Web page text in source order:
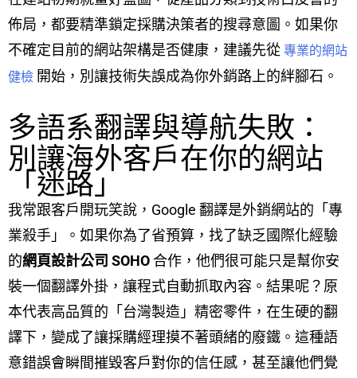
佈局，都要精準鎖定採購決策者的搜尋意圖。如果你
不確定目前的網站架構是否健康，建議先從 專業的網站
健檢 開始，別讓技術失誤成為你外銷路上的絆腳石。
多語系翻譯與導航失敗：
別讓海外客戶在你的網站
「迷路」
我常跟客戶開玩笑說，Google 翻譯是外銷網站的「專
業殺手」。如果你為了省預算，找了缺乏國際化經驗
的網頁設計公司 SOHO 合作，他們很可能只是幫你安
裝一個翻譯外掛，讓程式自動抓取內容。結果呢？原
本代表高品質的「台灣製造」精密零件，在生硬的翻
譯下，變成了讓採購經理摸不著頭緒的廢鐵。這種語
意錯誤會瞬間摧毀客戶對你的信任感，甚至讓他們覺